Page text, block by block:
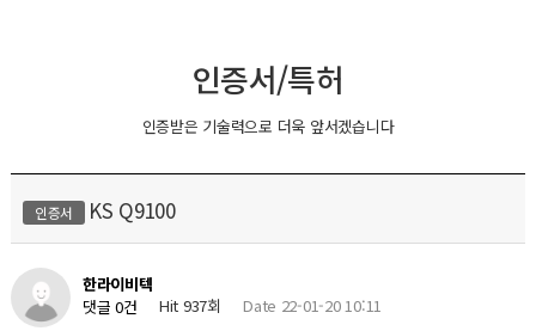
인증서/특허
인증받은 기술력으로 더욱 앞서겠습니다
인증서 KS Q9100
한라이비텍
댓글 0건
Hit 937회 Date 22-01-20 10:11